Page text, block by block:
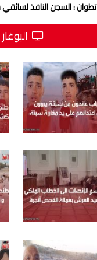
تطوان : السجن النافذ لسائقي
البوغاز TV